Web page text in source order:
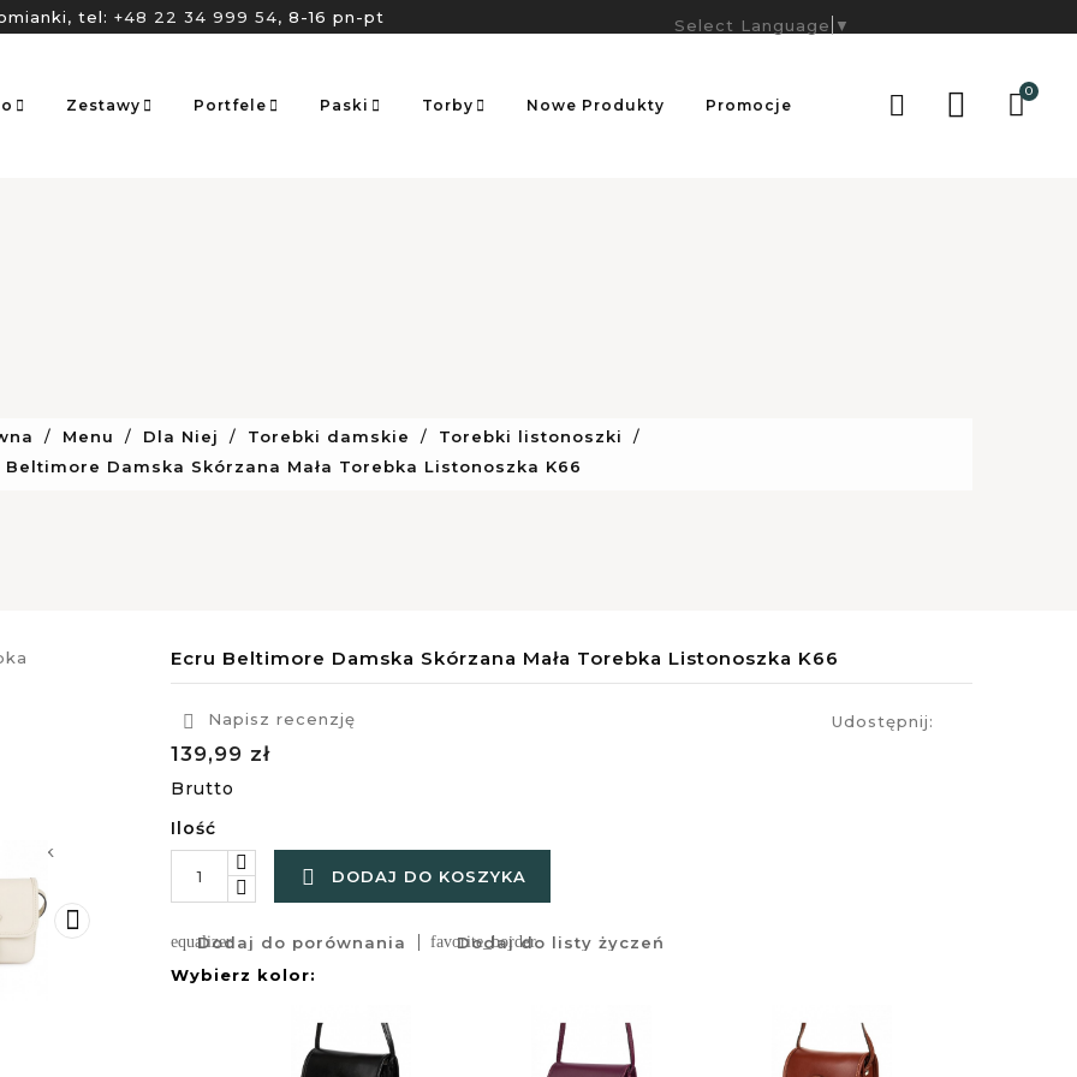
tel: +48 22 34 999 54, 8-16 pn-pt
0

Zestawy Portfele Paski Torby Nowe Produkty Promocje
Select Language ▼
Menu Dla Niej Torebki damskie
Torebki listonoszki
Beltimore Damska Skórzana Mała Torebka Listonoszka K66

Ecru Beltimore Damska Skórzana Mała Torebka Listonoszka K66
 Napisz recenzję Udostępnij:
139,99 zł
Brutto
Ilość
 DODAJ DO KOSZYKA
equalizer
Dodaj do porównania favorite_border
Dodaj do listy życzeń
Wybierz kolor: